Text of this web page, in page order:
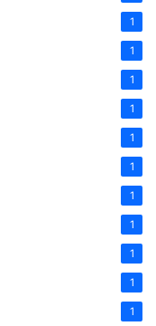
1
1
1
1
1
1
1
1
1
1
1